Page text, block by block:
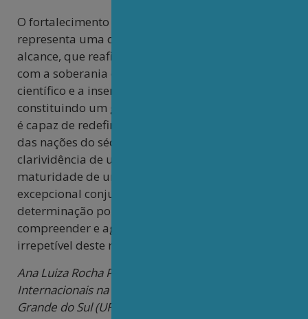
O fortalecimento do Programa Nuclear Brasileiro
representa uma decisão estratégica de grande
alcance, que reafirma o compromisso do país
com a soberania energética, o desenvolvimento
científico e a inserção internacional brasileira,
constituindo um gesto cuja envergadura histórica
é capaz de redefinir o lugar do Brasil no concerto
das nações do século XXI. Tal decisão exige a
clarividência de um projeto nacional, a
maturidade de uma visão de Estado atenta à
excepcional conjuntura que se desenha e a
determinação política necessária para
compreender e agir diante da singularidade
irrepetível deste momento histórico.[xi]
Ana Luiza Rocha Porto é graduanda em Relações
Internacionais na Universidade Federal do Rio
Grande do Sul (UFRGS).